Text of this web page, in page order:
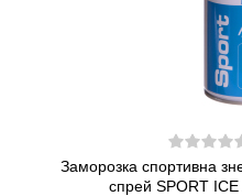
Заморозка спортивна
спрей SPORT